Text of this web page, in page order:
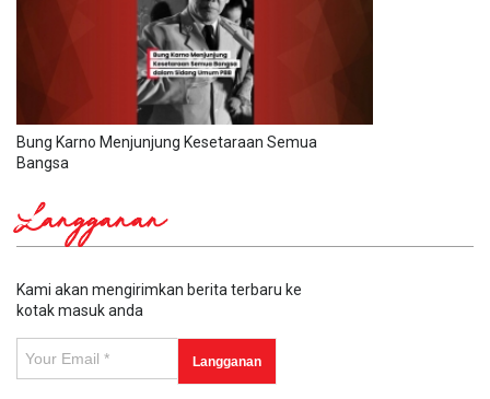
Bung Karno Menjunjung Kesetaraan Semua
Bangsa
Langganan
Kami akan mengirimkan berita terbaru ke
kotak masuk anda